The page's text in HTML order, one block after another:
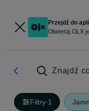
Przejdź do
Otwieraj OLX
Znajdź
Filtry·1